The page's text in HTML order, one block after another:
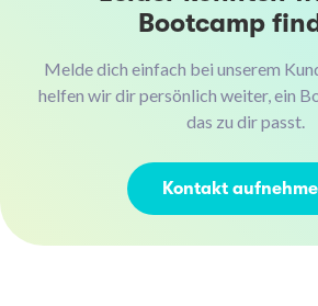
Bootcamp
Melde dich einfach bei unserem
helfen wir dir persönlich weiter, ein
das zu dir passt.
Kontakt